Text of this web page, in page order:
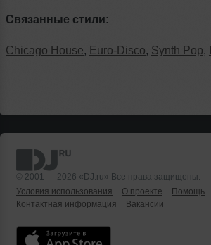
Связанные стили:
Chicago House, Euro-Disco, Synth Pop,
© 2001 — 2026 «DJ.ru» Все права защищены.
Условия использования
О проекте Помощь
Контактная информация
Вакансии